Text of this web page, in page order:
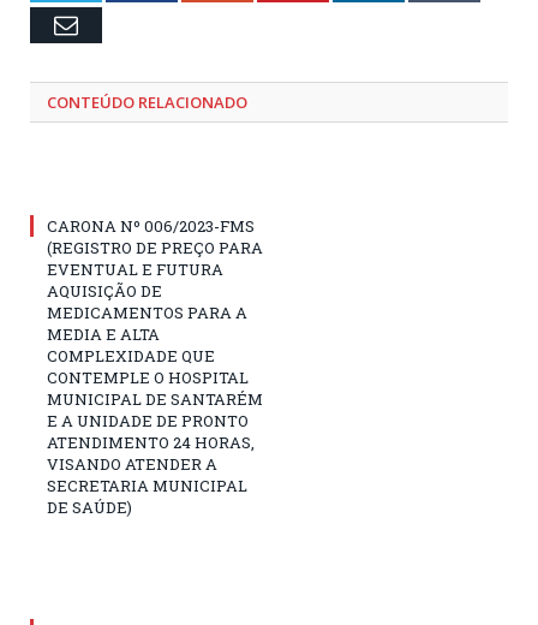
Email
CONTEÚDO RELACIONADO
CARONA Nº 006/2023-FMS
(REGISTRO DE PREÇO PARA
EVENTUAL E FUTURA
AQUISIÇÃO DE
MEDICAMENTOS PARA A
MEDIA E ALTA
COMPLEXIDADE QUE
CONTEMPLE O HOSPITAL
MUNICIPAL DE SANTARÉM
E A UNIDADE DE PRONTO
ATENDIMENTO 24 HORAS,
VISANDO ATENDER A
SECRETARIA MUNICIPAL
DE SAÚDE)